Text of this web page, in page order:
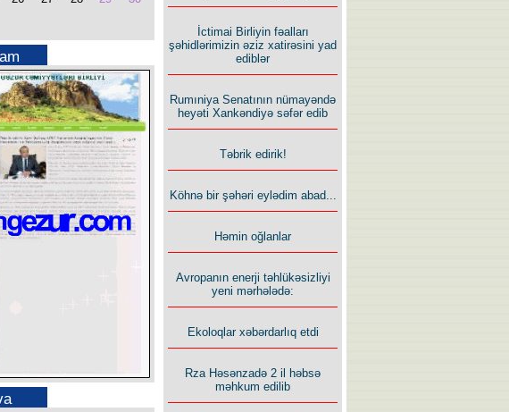
İctimai Birliyin fəalları
şəhidlərimizin əziz xatirəsini yad
ediblər
Rumıniya Senatının nümayəndə
heyəti Xankəndiyə səfər edib
Təbrik edirik!
Köhnə bir şəhəri eylədim abad...
Həmin oğlanlar
Avropanın enerji təhlükəsizliyi
yeni mərhələdə:
Ekoloqlar xəbərdarlıq etdi
Rza Həsənzadə 2 il həbsə
məhkum edilib